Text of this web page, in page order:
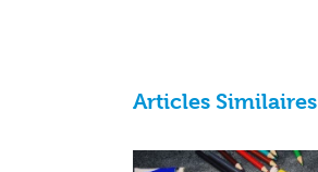
Articles Similaires